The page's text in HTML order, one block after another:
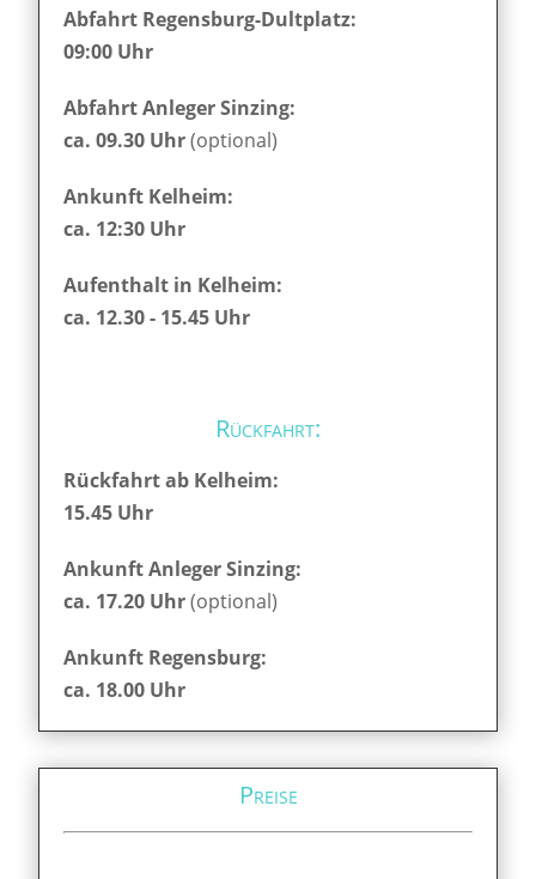
Abfahrt Regensburg-Dultplatz:
09:00 Uhr
Abfahrt Anleger Sinzing:
ca. 09.30 Uhr(optional)
Ankunft Kelheim:
ca. 12:30 Uhr
Aufenthalt in Kelheim:
ca. 12.30 - 15.45 Uhr
Rückfahrt:
Rückfahrt ab Kelheim:
15.45 Uhr
Ankunft Anleger Sinzing:
ca. 17.20 Uhr(optional)
Ankunft Regensburg:
ca. 18.00 Uhr
Preise